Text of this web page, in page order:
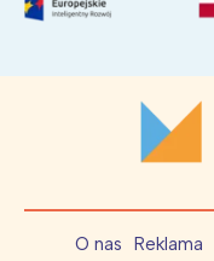
O nas Reklama